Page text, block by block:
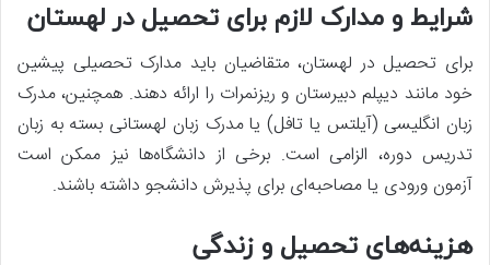
شرایط و مدارک لازم برای تحصیل در لهستان
برای تحصیل در لهستان، متقاضیان باید مدارک تحصیلی پیشین
خود مانند دیپلم دبیرستان و ریزنمرات را ارائه دهند. همچنین، مدرک
زبان انگلیسی (آیلتس یا تافل) یا مدرک زبان لهستانی بسته به زبان
تدریس دوره، الزامی است. برخی از دانشگاه‌ها نیز ممکن است
آزمون ورودی یا مصاحبه‌ای برای پذیرش دانشجو داشته باشند.
هزینه‌های تحصیل و زندگی